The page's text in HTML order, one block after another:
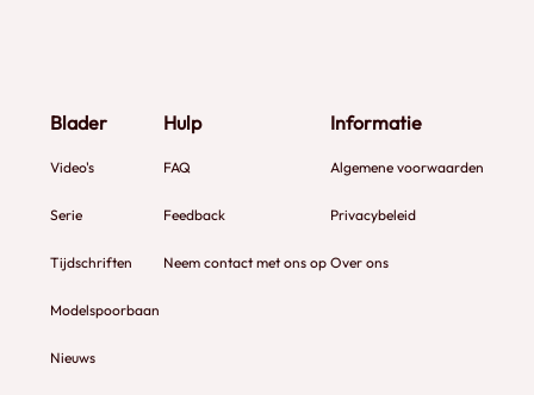
Blader
Video's
Serie
Tijdschriften
Modelspoorbaan
Nieuws
Hulp
FAQ
Feedback
Neem contact met ons op
Informatie
Algemene voorwaarden
Privacybeleid
Over ons